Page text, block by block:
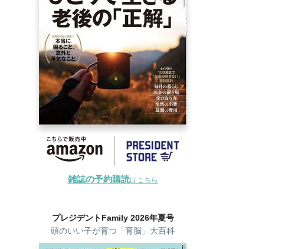
雑誌の予約購読はこちら
プレジデントFamily 2026年夏号
頭のいい子が育つ「育脳」大百科